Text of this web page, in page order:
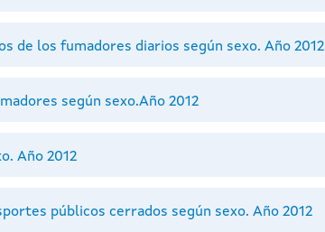
de los fumadores diarios según sexo. Año 2012
según sexo.Año 2012
Año 2012
públicos cerrados según sexo. Año 2012